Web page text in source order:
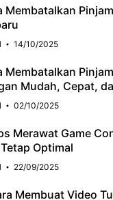
Membatalkan
14/10/2025
Membatalkan
Mudah, Cepat,
02/10/2025
Merawat Game
Optimal
22/09/2025
Membuat Video